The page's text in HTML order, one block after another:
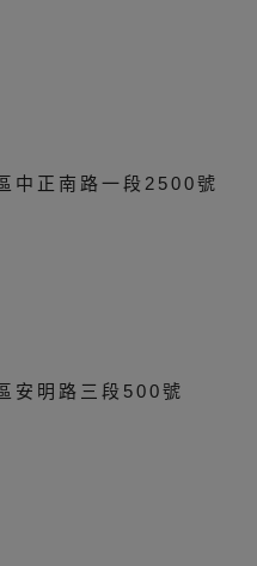
中正南路一段2500號
安明路三段500號